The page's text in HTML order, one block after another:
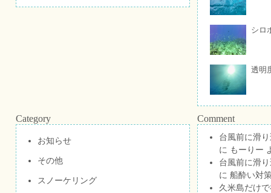
シロ
透明
Category
お知らせ
その他
スノーケリング
Comment
台風前に滑
に もーりー
台風前に滑
に 船酔い対
久米島だけ